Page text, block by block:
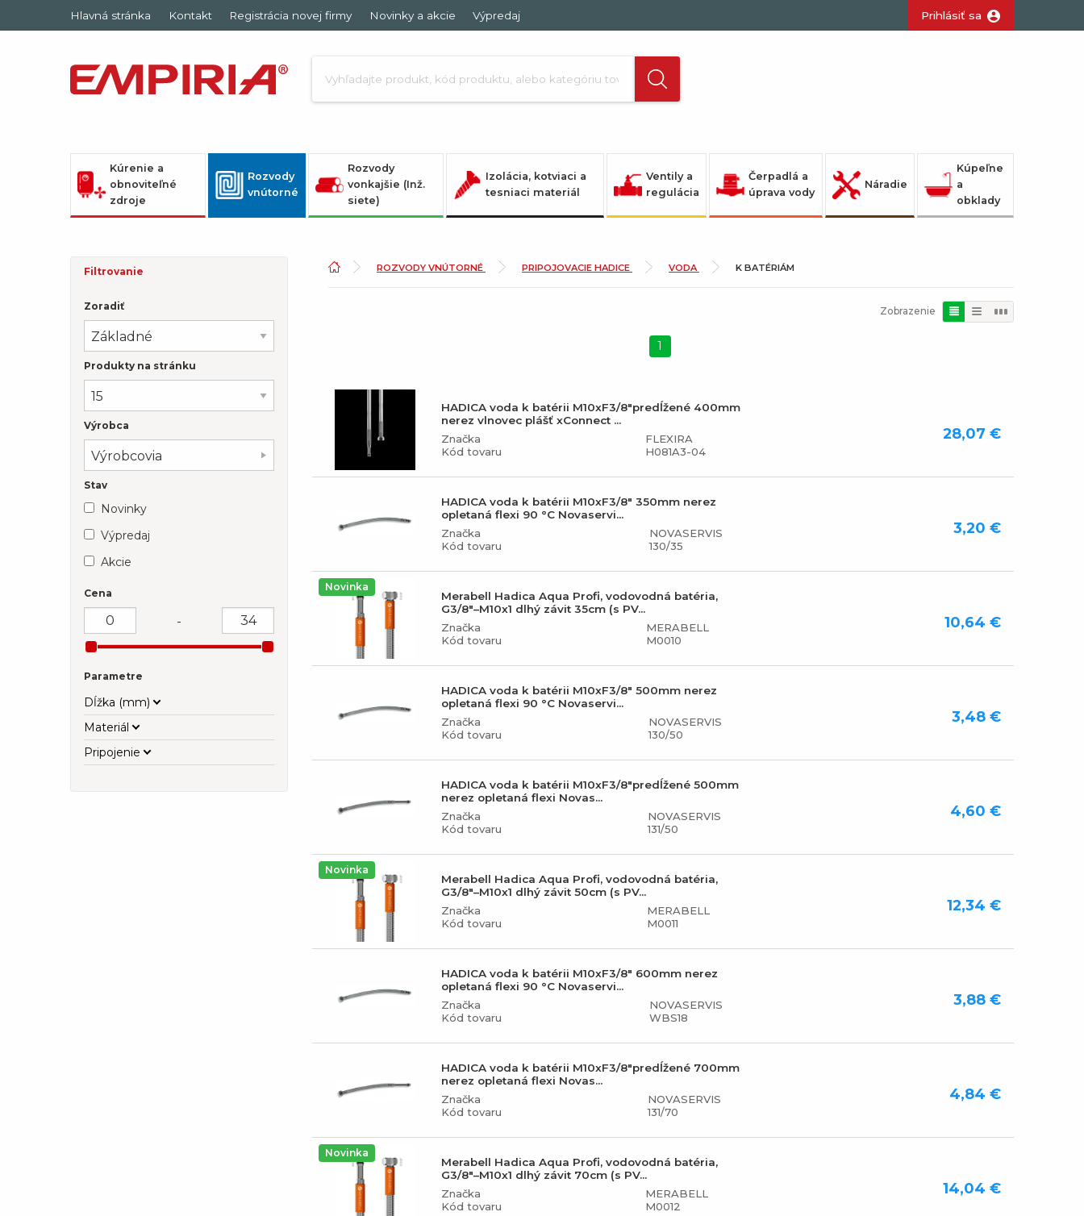
Hlavná stránka Kontakt Registrácia novej firmy Novinky a akcie Výpredaj Prihlásiť sa
Kúrenie a
obnoviteľné
zdroje
Rozvody
vnútorné
Rozvody
vonkajšie (Inž.
siete)
Izolácia, kotviaci a
tesniaci materiál
Ventily a
regulácia
Čerpadlá a
úprava vody
Náradie
Kúpeľne
a
obklady
Filtrovanie
Zoradiť
Produkty na stránku
Výrobca
Výrobcovia
Stav
Novinky
Výpredaj
Akcie
Cena
-
Parametre
Dĺžka (mm)
Materiál
Pripojenie
ROZVODY VNÚTORNÉ PRIPOJOVACIE HADICE VODA K BATÉRIÁM
Zobrazenie
1
HADICA voda k batérii M10xF3/8"predĺžené 400mm
nerez vlnovec plášť xConnect ...
Značka
FLEXIRA
Kód tovaru
H081A3-04
28,07 €
HADICA voda k batérii M10xF3/8" 350mm nerez
opletaná flexi 90 °C Novaservi...
Značka
NOVASERVIS
Kód tovaru
130/35
3,20 €
Novinka
Merabell Hadica Aqua Profi, vodovodná batéria,
G3/8"–M10x1 dlhý závit 35cm (s PV...
Značka
MERABELL
Kód tovaru
M0010
10,64 €
HADICA voda k batérii M10xF3/8" 500mm nerez
opletaná flexi 90 °C Novaservi...
Značka
NOVASERVIS
Kód tovaru
130/50
3,48 €
HADICA voda k batérii M10xF3/8"predĺžené 500mm
nerez opletaná flexi Novas...
Značka
NOVASERVIS
Kód tovaru
131/50
4,60 €
Novinka
Merabell Hadica Aqua Profi, vodovodná batéria,
G3/8"–M10x1 dlhý závit 50cm (s PV...
Značka
MERABELL
Kód tovaru
M0011
12,34 €
HADICA voda k batérii M10xF3/8" 600mm nerez
opletaná flexi 90 °C Novaservi...
Značka
NOVASERVIS
Kód tovaru
WBS18
3,88 €
HADICA voda k batérii M10xF3/8"predĺžené 700mm
nerez opletaná flexi Novas...
Značka
NOVASERVIS
Kód tovaru
131/70
4,84 €
Novinka
Merabell Hadica Aqua Profi, vodovodná batéria,
G3/8"–M10x1 dlhý závit 70cm (s PV...
Značka
MERABELL
Kód tovaru
M0012
14,04 €